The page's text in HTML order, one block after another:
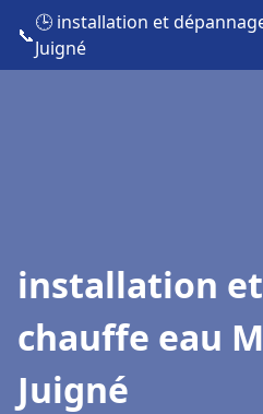
📞
🕒 installation et
Juigné
installation
chauffe eau
Juigné